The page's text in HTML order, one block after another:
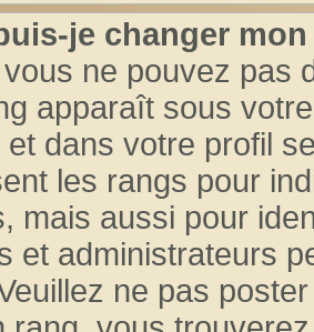
je changer
ne pouvez pas
apparaît sous
dans votre profil
les rangs pour
mais aussi pour
et administrateurs
ne pas